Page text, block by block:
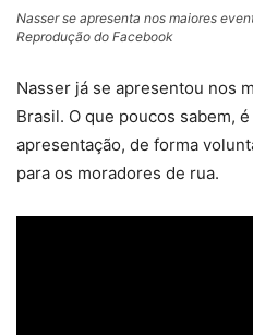
Nasser se apresenta nos maiores
Reprodução do Facebook
Nasser já se apresentou nos
Brasil. O que poucos sabem,
apresentação, de forma
para os moradores de rua.